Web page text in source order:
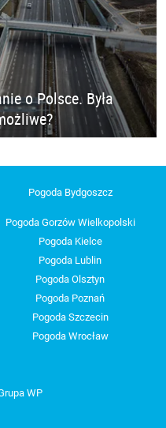
o Polsce. Była
Pogoda Bydgoszcz
Pogoda Gorzów Wielkopolski
Pogoda Kielce
Pogoda Lublin
Pogoda Olsztyn
Pogoda Poznań
Pogoda Szczecin
Pogoda Wrocław
WP